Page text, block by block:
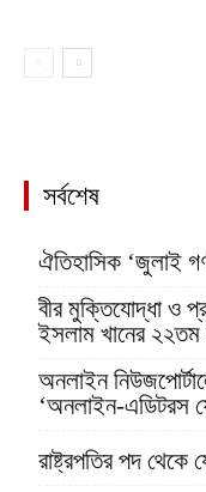
সর্বশেষ
ঐতিহাসিক ‘জুলাই
বীর মুক্তিযোদ্ধা ও
ইসলাম খানের ২২তম
অনলাইন
‘অনলাইন-এডিটরস
রাষ্ট্রপতির পদ থেকে